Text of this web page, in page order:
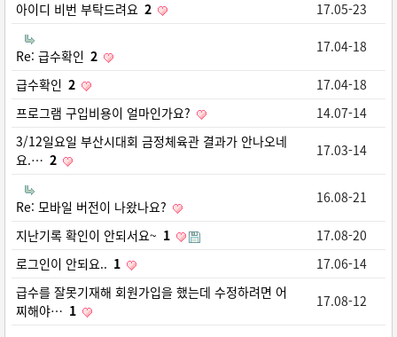
아이디 비번 부탁드려요 2 17.05-23
Re: 급수확인 2
17.04-18
급수확인 2
17.04-18
프로그램 구입비용이 얼마인가요?
14.07-14
3/12일요일 부산시대회 금정체육관 결과가 안나오네
요.… 2
17.03-14
Re: 모바일 버전이 나왔나요?
16.08-21
지난기록 확인이 안되서요~ 1
17.08-20
로그인이 안되요.. 1
17.06-14
급수를 잘못기재해 회원가입을 했는데 수정하려면 어
찌해야… 1
17.08-12